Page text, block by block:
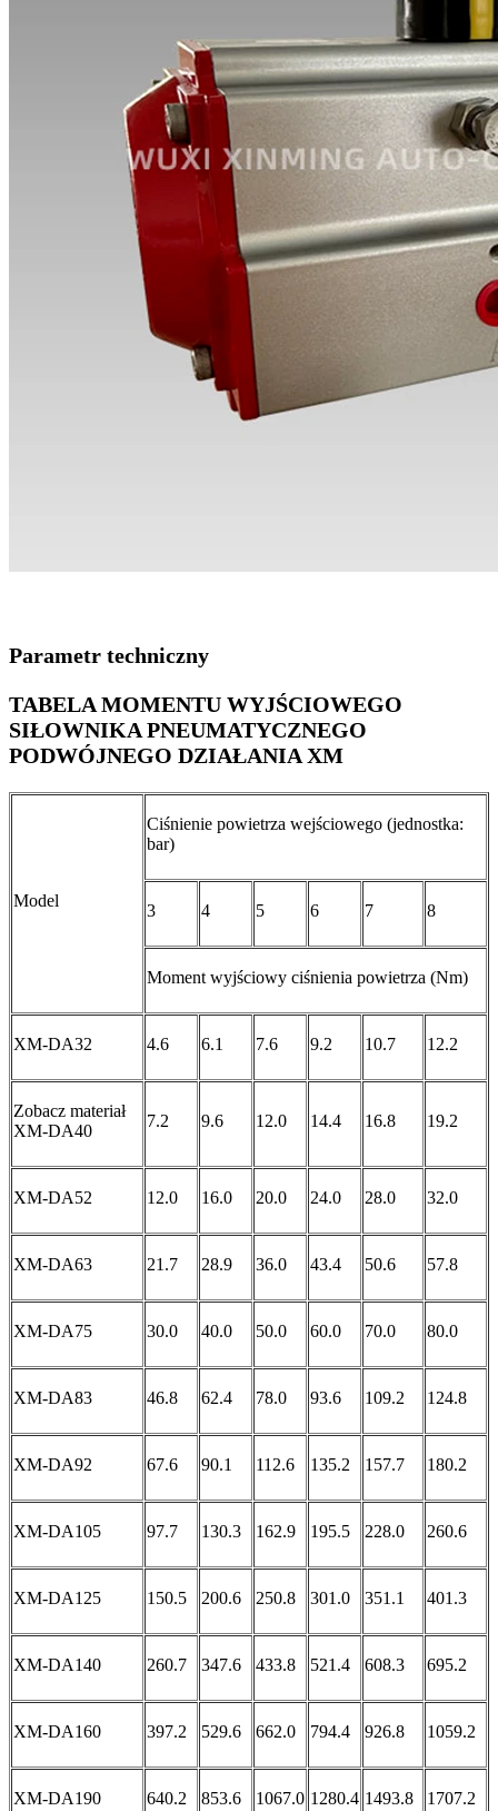
Parametr techniczny
TABELA MOMENTU WYJŚCIOWEGO
SIŁOWNIKA PNEUMATYCZNEGO
PODWÓJNEGO DZIAŁANIA XM
Model
Ciśnienie powietrza wejściowego (jednostka:
bar)
3 4 5 6 7 8
Moment wyjściowy ciśnienia powietrza (Nm)
XM-DA32 4.6 6.1 7.6 9.2 10.7 12.2
Zobacz materiał
XM-DA40
7.2 9.6 12.0 14.4 16.8 19.2
XM-DA52 12.0 16.0 20.0 24.0 28.0 32.0
XM-DA63 21.7 28.9 36.0 43.4 50.6 57.8
XM-DA75 30.0 40.0 50.0 60.0 70.0 80.0
XM-DA83 46.8 62.4 78.0 93.6 109.2 124.8
XM-DA92 67.6 90.1 112.6 135.2 157.7 180.2
XM-DA105 97.7 130.3 162.9 195.5 228.0 260.6
XM-DA125 150.5 200.6 250.8 301.0 351.1 401.3
XM-DA140 260.7 347.6 433.8 521.4 608.3 695.2
XM-DA160 397.2 529.6 662.0 794.4 926.8 1059.2
XM-DA190 640.2 853.6 1067.0 1280.4 1493.8 1707.2